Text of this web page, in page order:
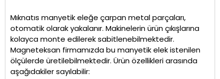
Mıknatıs manyetik eleğe çarpan metal parçaları,
otomatik olarak yakalanır. Makinelerin ürün çıkışlarına
kolayca monte edilerek sabitlenebilmektedir.
Magneteksan firmamızda bu manyetik elek istenilen
ölçülerde üretilebilmektedir. Ürün özellikleri arasında
aşağıdakiler sayılabilir: